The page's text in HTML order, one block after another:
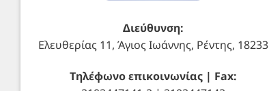
Διεύθυνση:
Ελευθερίας 11, Άγιος Ιωάννης, Ρέντης, 18233
Τηλέφωνο επικοινωνίας | Fax: